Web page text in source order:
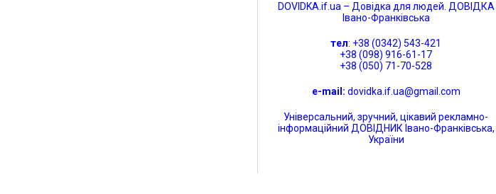
DOVIDKA.if.ua – Довідка для людей. ДОВІДКА
Івано-Франківська
тел: +38 (0342) 543-421
+38 (098) 916-61-17
+38 (050) 71-70-528
e-mail: dovidka.if.ua@gmail.com
Універсальний, зручний, цікавий рекламно-
інформаційний ДОВІДНИК Івано-Франківська,
України